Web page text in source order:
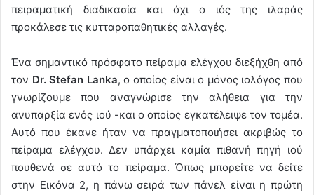
πειραματική διαδικασία και όχι ο ιός της ιλαράς
προκάλεσε τις κυτταροπαθητικές αλλαγές.
Ένα σημαντικό πρόσφατο πείραμα ελέγχου διεξήχθη από
τον Dr. Stefan Lanka, ο οποίος είναι ο μόνος ιολόγος που
γνωρίζουμε που αναγνώρισε την αλήθεια για την
ανυπαρξία ενός ιού -και ο οποίος εγκατέλειψε τον τομέα.
Αυτό που έκανε ήταν να πραγματοποιήσει ακριβώς το
πείραμα ελέγχου. Δεν υπάρχει καμία πιθανή πηγή ιού
πουθενά σε αυτό το πείραμα. Όπως μπορείτε να δείτε
στην Εικόνα 2, η πάνω σειρά των πάνελ είναι η πρώτη